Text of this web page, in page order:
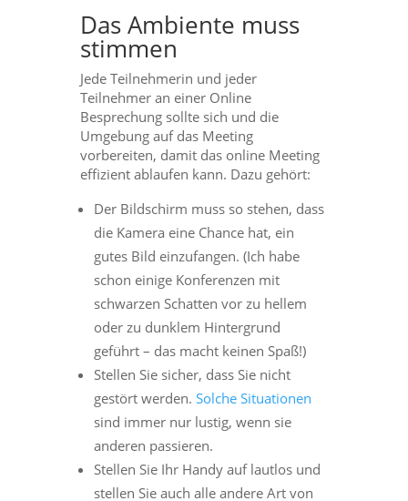
Das Ambiente muss
stimmen
Jede Teilnehmerin und jeder
Teilnehmer an einer Online
Besprechung sollte sich und die
Umgebung auf das Meeting
vorbereiten, damit das online Meeting
effizient ablaufen kann. Dazu gehört:
Der Bildschirm muss so stehen, dass
die Kamera eine Chance hat, ein
gutes Bild einzufangen. (Ich habe
schon einige Konferenzen mit
schwarzen Schatten vor zu hellem
oder zu dunklem Hintergrund
geführt – das macht keinen Spaß!)
Stellen Sie sicher, dass Sie nicht
gestört werden.Solche Situationen
sind immer nur lustig, wenn sie
anderen passieren.
Stellen Sie Ihr Handy auf lautlos und
stellen Sie auch alle andere Art von